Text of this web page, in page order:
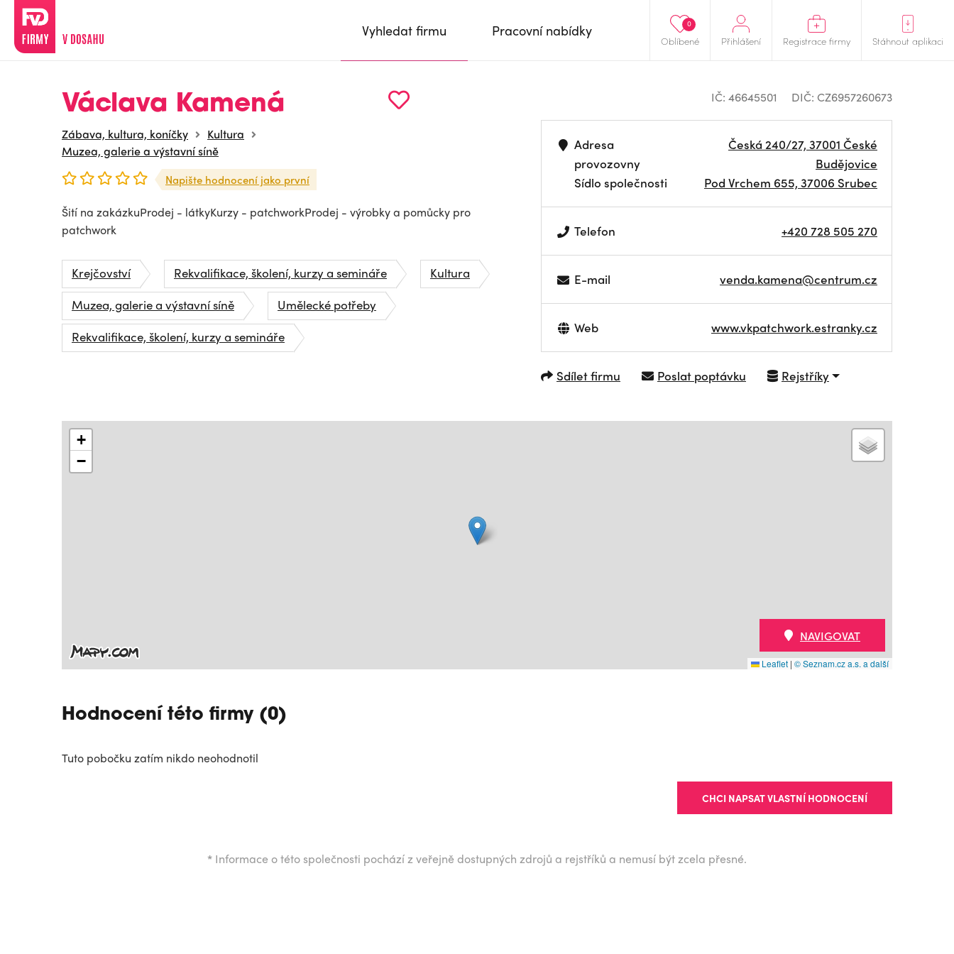
Oblíbené
0
Přihlášení Registrace firmy Stáhnout aplikaci
Vyhledat firmu Pracovní nabídky
Václava Kamená
Zábava, kultura, koníčky
Kultura
Muzea, galerie a výstavní síně
Napište hodnocení jako první
Šití na zakázkuProdej - látkyKurzy - patchworkProdej - výrobky a pomůcky pro
patchwork
Krejčovství Rekvalifikace, školení, kurzy a semináře
Kultura
Muzea, galerie a výstavní síně
Umělecké potřeby
Rekvalifikace, školení, kurzy a semináře
IČ: 46645501 DIČ: CZ6957260673
Adresa
provozovny
Sídlo společnosti
Česká 240/27, 37001 České
Budějovice
Pod Vrchem 655, 37006 Srubec
Telefon +420 728 505 270
E-mail venda.kamena@centrum.cz
Web www.vkpatchwork.estranky.cz
Sdílet firmu Poslat poptávku Rejstříky
+
−
Leaflet | © Seznam.cz a.s. a další
NAVIGOVAT
Hodnocení této firmy (0)
Tuto pobočku zatím nikdo neohodnotil
CHCI NAPSAT VLASTNÍ HODNOCENÍ
* Informace o této společnosti pochází z veřejně dostupných zdrojů a rejstříků a nemusí být zcela přesné.